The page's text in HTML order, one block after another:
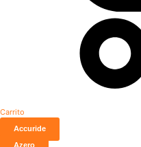
Carrito
Accuride
Azero